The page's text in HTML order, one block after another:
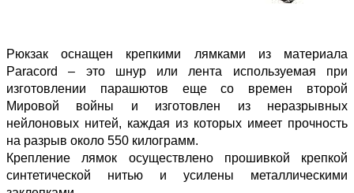
Рюкзак оснащен крепкими лямками из материала
Paracord – это шнур или лента используемая при
изготовлении парашютов еще со времен второй
Мировой войны и изготовлен из неразрывных
нейлоновых нитей, каждая из которых имеет прочность
на разрыв около 550 килограмм.
Крепление лямок осуществлено прошивкой крепкой
синтетической нитью и усилены металлическими